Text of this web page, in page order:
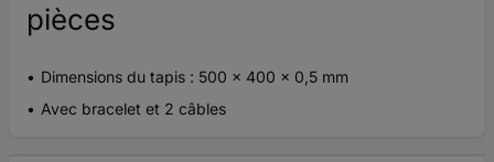
pièces
Dimensions du tapis : 500 x 400 x 0,5 mm
Avec bracelet et 2 câbles